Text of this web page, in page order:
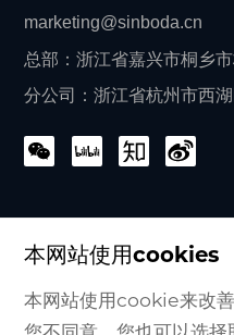
本网站使用cookies
本网站使用cookie来改
marketing@sinboda.cn
总部：浙江省嘉兴市桐乡
分公司：浙江省杭州市西
Copyright © 2024 辛伯至
浙公网安备